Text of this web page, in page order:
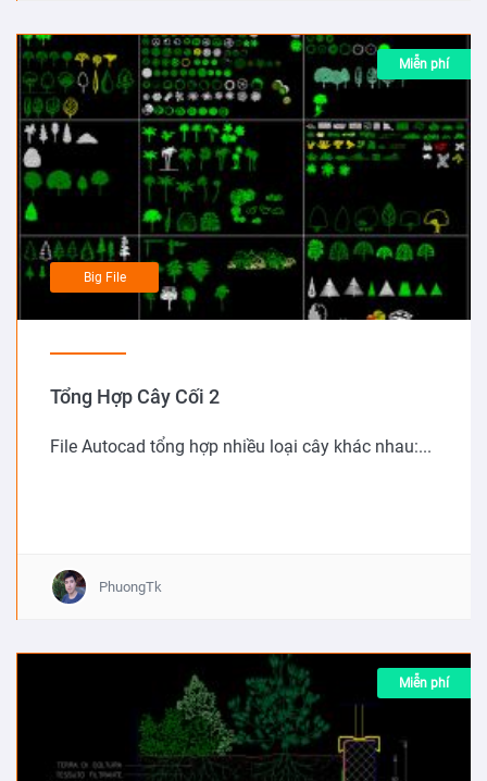
Big File
Miễn phí
Tổng Hợp Cây Cối 2
File Autocad tổng hợp nhiều loại cây khác nhau:...
PhuongTk
Miễn phí